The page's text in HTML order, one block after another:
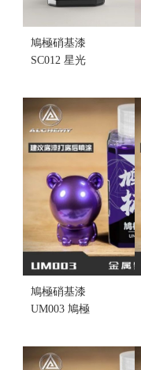
鳩極硝基漆
SC012 星光
(不挑盒況)
售價:120
鳩極硝基漆
UM003 鳩極
100ML (不挑
盒況)